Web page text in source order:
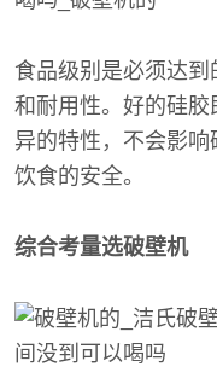
食品级别是必须达
和耐用性。好的硅
异的特性，不会影
饮食的安全。
综合考量选破壁机